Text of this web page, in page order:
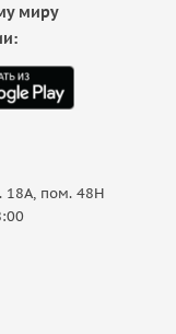
18A, пом. 48Н
миру